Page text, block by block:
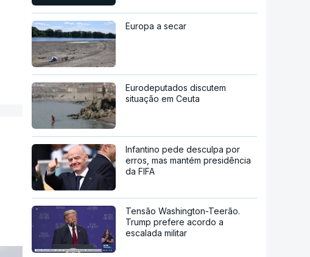
Europa a secar
Eurodeputados discutem
situação em Ceuta
Infantino pede desculpa por
erros, mas mantém presidência
da FIFA
Tensão Washington-Teerão.
Trump prefere acordo a
escalada militar